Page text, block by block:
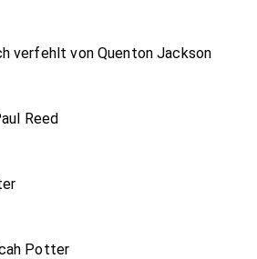
verfehlt von Quenton Jackson
Reed
Potter